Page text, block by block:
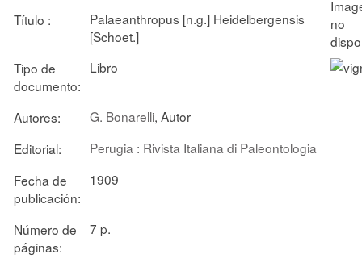
Título :
Palaeanthropus [n.g.] Heidelbergensis
[Schoet.]
Tipo de
documento:
Libro
Autores: G. Bonarelli, Autor
Editorial:
Perugia : Rivista Italiana di Paleontologia
Fecha de
publicación:
1909
Número de
páginas:
7 p.